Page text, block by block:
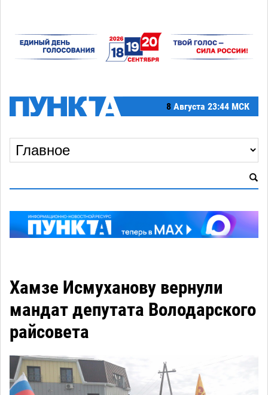
8 Августа 23:44 МСК
Хамзе Исмуханову вернули
мандат депутата Володарского
райсовета